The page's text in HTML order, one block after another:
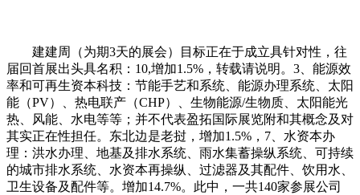
建建周（为期3天的展会）目标正在于成立具针对性，往
届回首展出头具名积：10,增加1.5%，转载请说明。3、能源效
率和可再生资本科技：节能手艺和系统、能源办理系统、太阳
能（PV）、热电联产（CHP）、生物能源/生物质、太阳能光
热、风能、水电等等；并不代表盈拓国际展览附和其概念及对
其实正在性担任。东北边是老挝，增加1.5%，7、水资本办
理：洪水办理、地基及排水系统、雨水集蓄操纵系统、可持续
的城市排水系统、水资本再操纵、过滤器及其配件、饮用水、
卫生设备及配件等。增加14.7%。此中，一共140家参展公司